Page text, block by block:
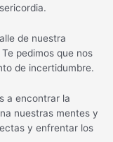
de nuestra
pedimos que nos
de incertidumbre.
a encontrar la
nuestras mentes y
y enfrentar los